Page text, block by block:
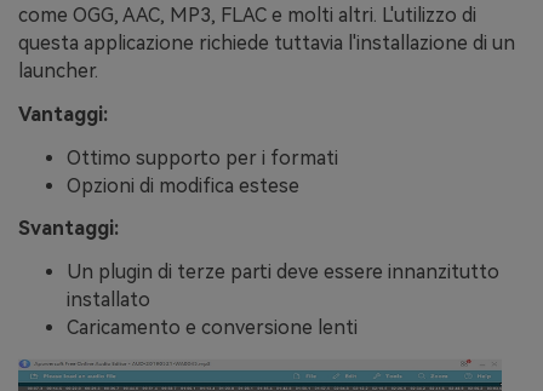
come OGG, AAC, MP3, FLAC e molti altri. L'utilizzo di
questa applicazione richiede tuttavia l'installazione di un
launcher.
Vantaggi:
Ottimo supporto per i formati
Opzioni di modifica estese
Svantaggi:
Un plugin di terze parti deve essere innanzitutto
installato
Caricamento e conversione lenti